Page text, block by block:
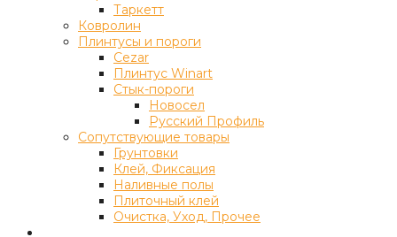
Таркетт
Ковролин
Плинтусы и пороги
Cezar
Плинтус Winart
Стык-пороги
Новосел
Русский Профиль
Сопутствующие товары
Грунтовки
Клей, Фиксация
Наливные полы
Плиточный клей
Очистка, Уход, Прочее